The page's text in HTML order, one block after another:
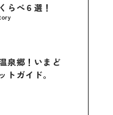
らべ６選！
泉郷！いまど
トガイド。